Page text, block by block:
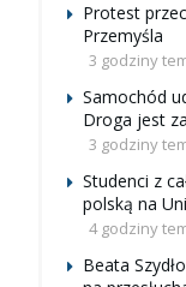
Protest
Przemyśla
3 godziny
Samochód
Droga jest
3 godziny
Studenci z
polską na
4 godziny
Beata